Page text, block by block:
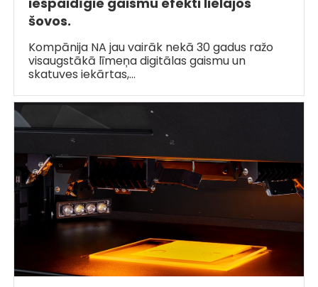
šovos.
Kompānija NA jau vairāk nekā 30 gadus ražo
visaugstākā līmeņa digitālas gaismu un
skatuves iekārtas,…